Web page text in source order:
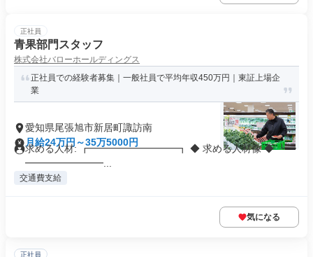
正社員
青果部門スタッフ
株式会社バローホールディングス
正社員での経験者募集｜一般社員で平均年収450万円｜東証上場企
業
愛知県尾張旭市新居町諏訪南
月給24万円～35万5000円
求める人材: ┏━━━━━━━━━┓ ◆ 求める人材像 ◆ ┗━
━━━━━━━━...
交通費支給
気になる
正社員